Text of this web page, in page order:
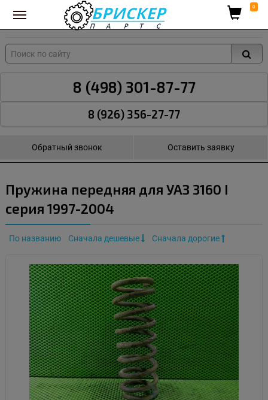
Вход для поставщиков 0
8 (498) 301-87-77
8 (926) 356-27-77
Обратный звонок Оставить заявку
Пружина передняя для УАЗ 3160 I
серия 1997-2004
По названию Сначала дешевые Сначала дорогие